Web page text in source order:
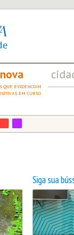
QUE EVIDENCIAM
EM CURSO
Siga sua